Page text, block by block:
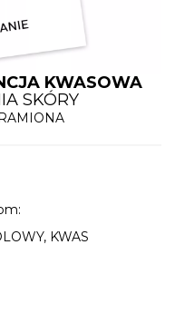
KWASOWA
SKÓRY
KWAS